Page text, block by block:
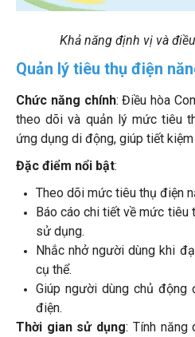
Khả năng định vị và
Quản lý tiêu thụ điện
Chức năng chính: Điều hòa
theo dõi và quản lý mức tiêu
ứng dụng di động, giúp tiết
Đặc điểm nổi bật:
Theo dõi mức tiêu thụ điện
Báo cáo chi tiết về mức
sử dụng.
Nhắc nhở người dùng khi
cụ thể.
Giúp người dùng chủ động
điện.
Thời gian sử dụng: Tính năng